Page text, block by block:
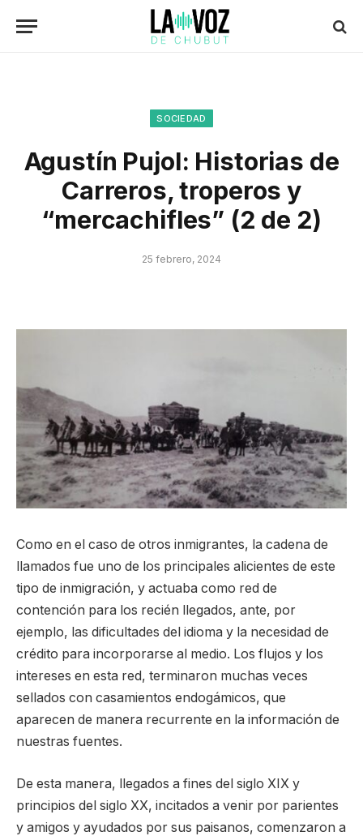
SOCIEDAD
Agustín Pujol: Historias de
Carreros, troperos y
“mercachifles” (2 de 2)
25 febrero, 2024
Como en el caso de otros inmigrantes, la cadena de
llamados fue uno de los principales alicientes de este
tipo de inmigración, y actuaba como red de
contención para los recién llegados, ante, por
ejemplo, las dificultades del idioma y la necesidad de
crédito para incorporarse al medio. Los flujos y los
intereses en esta red, terminaron muchas veces
sellados con casamientos endogámicos, que
aparecen de manera recurrente en la información de
nuestras fuentes.
De esta manera, llegados a fines del siglo XIX y
principios del siglo XX, incitados a venir por parientes
y amigos y ayudados por sus paisanos, comenzaron a